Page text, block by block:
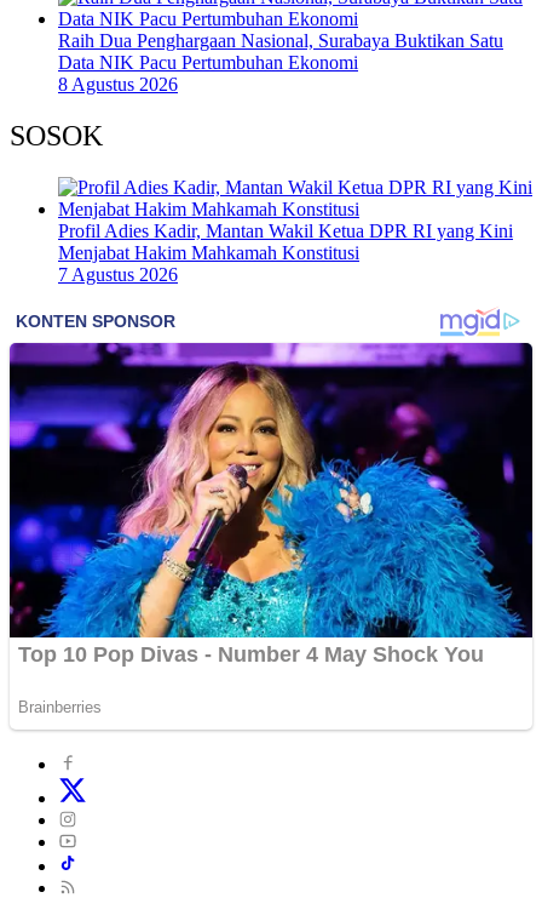
Raih Dua Penghargaan Nasional, Surabaya Buktikan Satu
Data NIK Pacu Pertumbuhan Ekonomi
8 Agustus 2026
SOSOK
Profil Adies Kadir, Mantan Wakil Ketua DPR RI yang Kini
Menjabat Hakim Mahkamah Konstitusi
7 Agustus 2026